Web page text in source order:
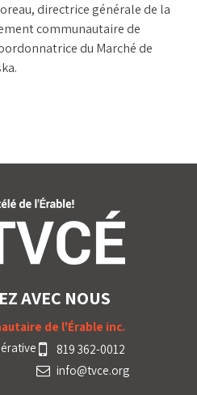
directrice générale de la
communautaire de
du Marché de
AVEC NOUS
de l'Érable inc.
819 362-0012
info@tvce.org